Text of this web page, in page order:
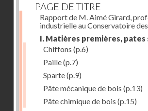
PAGE DE TITRE
Rapport de M. Aimé Girard,
industrielle au Conservatoire
I. Matières premières, pates
Chiffons (p.6)
Paille(p.7)
Sparte(p.9)
Pâte mécanique de bois (p.13)
Pâte chimique de bois (p.15)